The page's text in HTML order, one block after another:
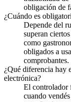
obligación de
¿Cuándo es
Depende del
superan
como
obligados a
comprobantes.
¿Qué diferencia hay
electrónica?
El controlador
cuando